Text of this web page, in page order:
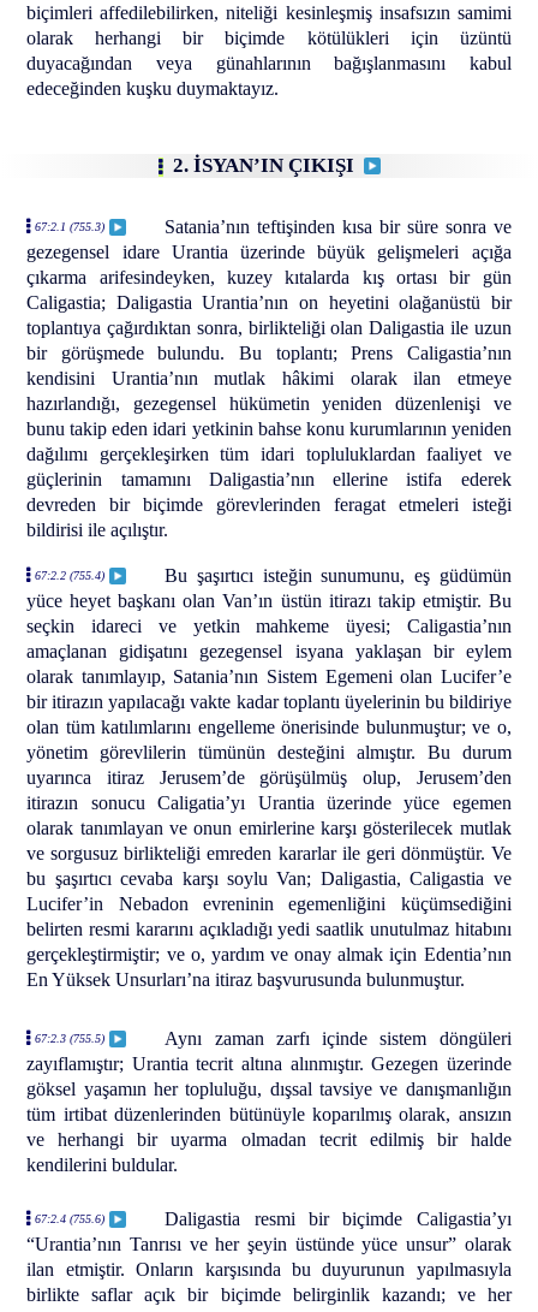
biçimleri affedilebilirken, niteliği kesinleşmiş insafsızın samimi
olarak herhangi bir biçimde kötülükleri için üzüntü
duyacağından veya günahlarının bağışlanmasını kabul
edeceğinden kuşku duymaktayız.
2. İSYAN’IN ÇIKIŞI
67:2.1 (755.3)
Satania’nın teftişinden kısa bir süre sonra ve
gezegensel idare Urantia üzerinde büyük gelişmeleri açığa
çıkarma arifesindeyken, kuzey kıtalarda kış ortası bir gün
Caligastia; Daligastia Urantia’nın on heyetini olağanüstü bir
toplantıya çağırdıktan sonra, birlikteliği olan Daligastia ile uzun
bir görüşmede bulundu. Bu toplantı; Prens Caligastia’nın
kendisini Urantia’nın mutlak hâkimi olarak ilan etmeye
hazırlandığı, gezegensel hükümetin yeniden düzenlenişi ve
bunu takip eden idari yetkinin bahse konu kurumlarının yeniden
dağılımı gerçekleşirken tüm idari topluluklardan faaliyet ve
güçlerinin tamamını Daligastia’nın ellerine istifa ederek
devreden bir biçimde görevlerinden feragat etmeleri isteği
bildirisi ile açılıştır.
67:2.2 (755.4)
Bu şaşırtıcı isteğin sunumunu, eş güdümün
yüce heyet başkanı olan Van’ın üstün itirazı takip etmiştir. Bu
seçkin idareci ve yetkin mahkeme üyesi; Caligastia’nın
amaçlanan gidişatını gezegensel isyana yaklaşan bir eylem
olarak tanımlayıp, Satania’nın Sistem Egemeni olan Lucifer’e
bir itirazın yapılacağı vakte kadar toplantı üyelerinin bu bildiriye
olan tüm katılımlarını engelleme önerisinde bulunmuştur; ve o,
yönetim görevlilerin tümünün desteğini almıştır. Bu durum
uyarınca itiraz Jerusem’de görüşülmüş olup, Jerusem’den
itirazın sonucu Caligatia’yı Urantia üzerinde yüce egemen
olarak tanımlayan ve onun emirlerine karşı gösterilecek mutlak
ve sorgusuz birlikteliği emreden kararlar ile geri dönmüştür. Ve
bu şaşırtıcı cevaba karşı soylu Van; Daligastia, Caligastia ve
Lucifer’in Nebadon evreninin egemenliğini küçümsediğini
belirten resmi kararını açıkladığı yedi saatlik unutulmaz hitabını
gerçekleştirmiştir; ve o, yardım ve onay almak için Edentia’nın
En Yüksek Unsurları’na itiraz başvurusunda bulunmuştur.
67:2.3 (755.5)
Aynı zaman zarfı içinde sistem döngüleri
zayıflamıştır; Urantia tecrit altına alınmıştır. Gezegen üzerinde
göksel yaşamın her topluluğu, dışsal tavsiye ve danışmanlığın
tüm irtibat düzenlerinden bütünüyle koparılmış olarak, ansızın
ve herhangi bir uyarma olmadan tecrit edilmiş bir halde
kendilerini buldular.
67:2.4 (755.6)
Daligastia resmi bir biçimde Caligastia’yı
“Urantia’nın Tanrısı ve her şeyin üstünde yüce unsur” olarak
ilan etmiştir. Onların karşısında bu duyurunun yapılmasıyla
birlikte saflar açık bir biçimde belirginlik kazandı; ve her